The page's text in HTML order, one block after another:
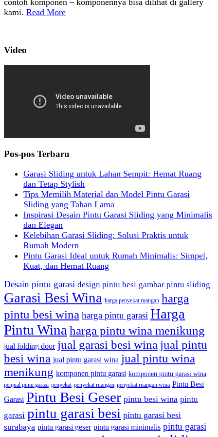
contoh komponen – komponennya bisa dilihat di gallery
kami. Read More
Video
Pos-pos Terbaru
Garasi Sliding untuk Lahan Sempit: Hemat Ruang
dan Tetap Stylish
Tips Memilih Material dan Model Pintu Garasi
Sliding yang Tahan Lama
Inspirasi Desain Pintu Garasi Sliding yang Minimalis
dan Elegan
Kelebihan Garasi Sliding: Solusi Praktis untuk
Rumah Modern
Pintu Garasi Ideal untuk Rumah Minimalis: Simpel,
Kuat, dan Hemat Ruang
Desain pintu garasi design pintu besi gambar pintu sliding
Garasi Besi Wina harga penyekat ruangan harga
pintu besi wina harga pintu garasi Harga
Pintu Wina harga pintu wina menikung
jual folding door jual garasi besi wina jual pintu
besi wina jual pintu garasi wina jual pintu wina
menikung komponen pintu garasi komponen pintu garasi wina
penjual pintu garasi penyekat penyekat ruangan penyekat ruangan wina Pintu Besi
Garasi Pintu Besi Geser pintu besi wina pintu
garasi pintu garasi besi pintu garasi besi
surabaya pintu garasi geser pintu garasi minimalis pintu garasi